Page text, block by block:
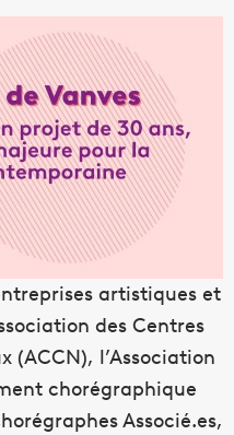
artistiques et
des Centres
(ACCN), l’Association
chorégraphique
Associé.es,